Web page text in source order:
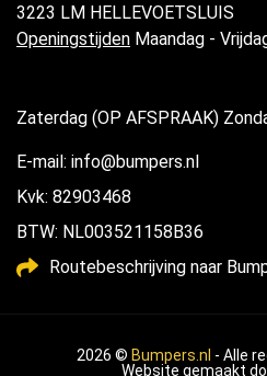
3223 LM HELLEVOETSLUIS
Openingstijden Maandag -
Zaterdag (OP AFSPRAAK)
E-mail: info@bumpers.nl
Kvk: 82903468
BTW: NL003521158B36
Routebeschrijving naar
2026 © Bumpers.nl - Alle
Website gemaakt